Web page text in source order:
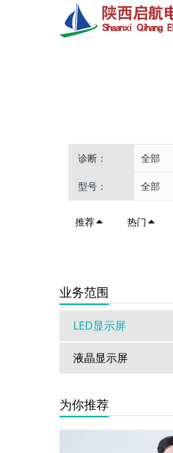
诊断： 全部
型号： 全部
推荐 热门
业务范围
LED显示屏
液晶显示屏
为你推荐